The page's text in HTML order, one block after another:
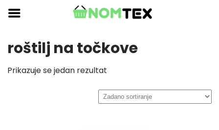
Skip
content
roštilj na točkove
Prikazuje se jedan rezultat